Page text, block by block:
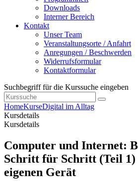
Downloads
Interner Bereich
Kontakt
Unser Team
Veranstaltungsorte / Anfahrt
Anregungen / Beschwerden
Widerrufsformular
Kontaktformular
Suchbegriff für die Kurssuche eingeben
HomeKurseDigital im Alltag
Kursdetails
Kursdetails
Computer und Internet:
Schritt für Schritt (Teil 1)
eigenen Gerät